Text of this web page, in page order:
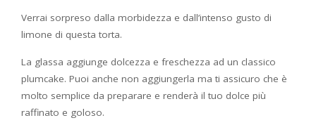
Verrai sorpreso dalla morbidezza e dall’intenso gusto di
limone di questa torta.
La glassa aggiunge dolcezza e freschezza ad un classico
plumcake. Puoi anche non aggiungerla ma ti assicuro che è
molto semplice da preparare e renderà il tuo dolce più
raffinato e goloso.